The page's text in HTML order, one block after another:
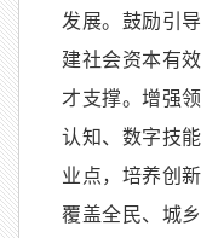
发展。鼓励引
建社会资本有
才支撑。增强
认知、数字技
业点，培养创
覆盖全民、城